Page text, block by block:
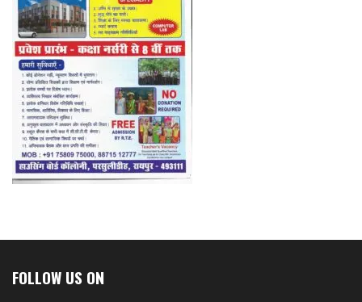
FOLLOW US ON